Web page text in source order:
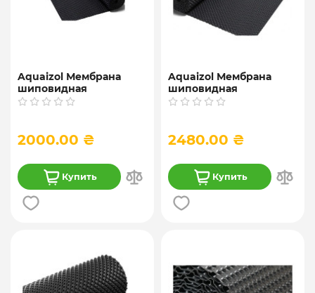
Aquaizol Мембрана
шиповидная
профилированная 0.5,
2000.00 ₴
Купить
Aquaizol Мембрана
шиповидная
профилированная 0.6,
2480.00 ₴
Купить